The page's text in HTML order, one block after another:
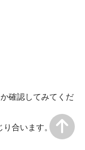
確認してみてくだ
合います。